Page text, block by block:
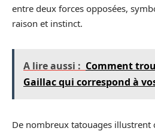
entre deux forces opposées,
raison et instinct.
A lire aussi : Comment
Gaillac qui correspond à
De nombreux tatouages illustrent